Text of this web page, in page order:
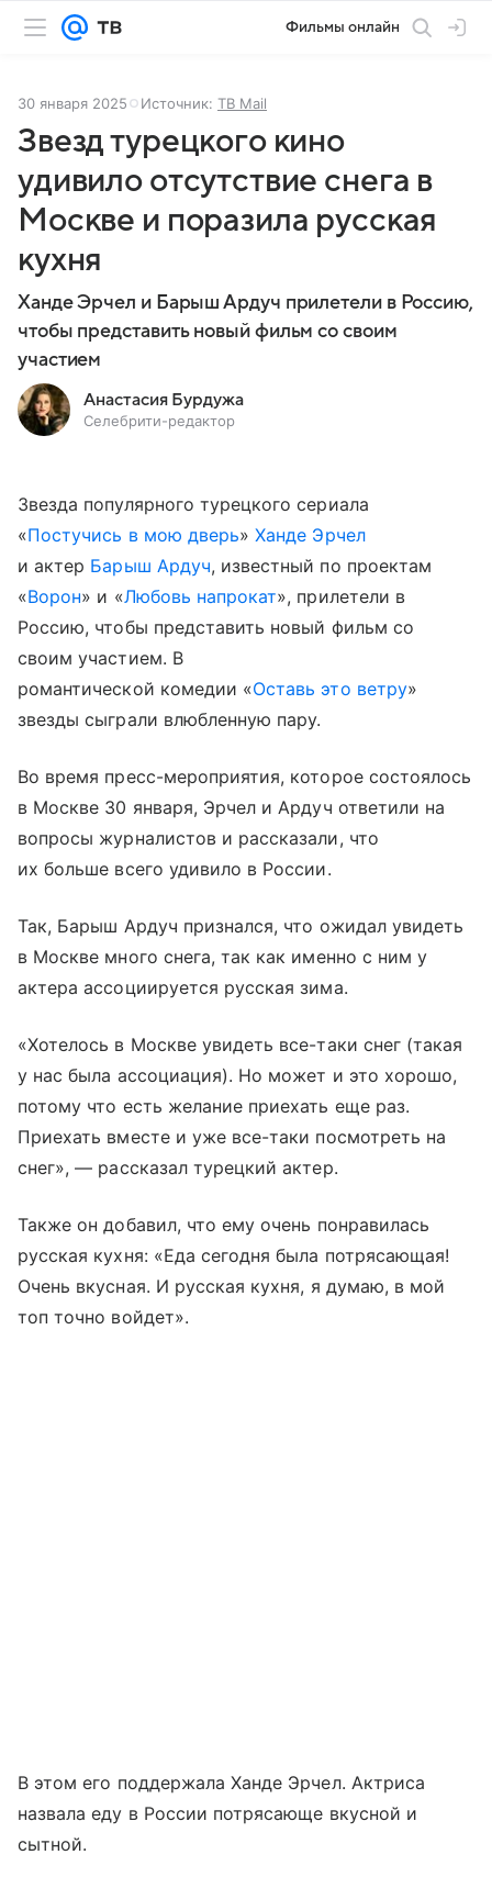
Фильмы онлайн
30 января 2025 Источник: ТВ Mail
Звезд турецкого кино
удивило отсутствие снега в
Москве и поразила русская
кухня
Ханде Эрчел и Барыш Ардуч прилетели в Россию,
чтобы представить новый фильм со своим
участием
Анастасия Бурдужа
Селебрити-редактор
Звезда популярного турецкого сериала
«Постучись в мою дверь»Ханде Эрчел
и актер Барыш Ардуч, известный по проектам
«Ворон» и «Любовь напрокат», прилетели в
Россию, чтобы представить новый фильм со
своим участием. В
романтической комедии «Оставь это ветру»
звезды сыграли влюбленную пару.
Во время пресс-мероприятия, которое состоялось
в Москве 30 января, Эрчел и Ардуч ответили на
вопросы журналистов и рассказали, что
их больше всего удивило в России.
Так, Барыш Ардуч признался, что ожидал увидеть
в Москве много снега, так как именно с ним у
актера ассоциируется русская зима.
«Хотелось в Москве увидеть все-таки снег (такая
у нас была ассоциация). Но может и это хорошо,
потому что есть желание приехать еще раз.
Приехать вместе и уже все-таки посмотреть на
снег», — рассказал турецкий актер.
Также он добавил, что ему очень понравилась
русская кухня: «Еда сегодня была потрясающая!
Очень вкусная. И русская кухня, я думаю, в мой
топ точно войдет».
В этом его поддержала Ханде Эрчел. Актриса
назвала еду в России потрясающе вкусной и
сытной.